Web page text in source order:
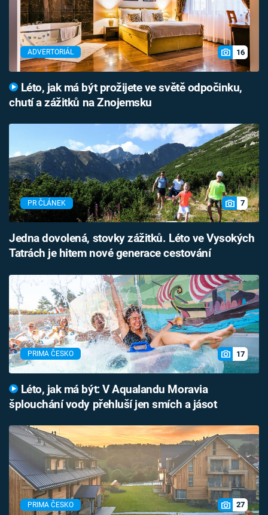
ADVERTORIÁL 16
Léto, jak má být prožijete ve světě odpočinku,
chutí a zážitků na Znojemsku
PR ČLÁNEK 7
Jedna dovolená, stovky zážitků. Léto ve Vysokých
Tatrách je hitem nové generace cestování
PRIMA ČESKO 17
Léto, jak má být: V Aqualandu Moravia
šplouchání vody přehluší jen smích a jásot
PRIMA ČESKO 27